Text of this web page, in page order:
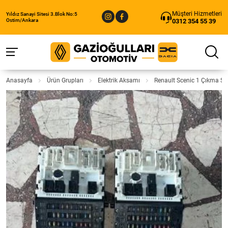
Yıldız Sanayi Sitesi 3.Blok No:5
Ostim/Ankara
Müşteri Hizmetleri
0312 354 55 39
Anasayfa Ürün Grupları Elektrik Aksamı Renault Scenic 1 Çıkma